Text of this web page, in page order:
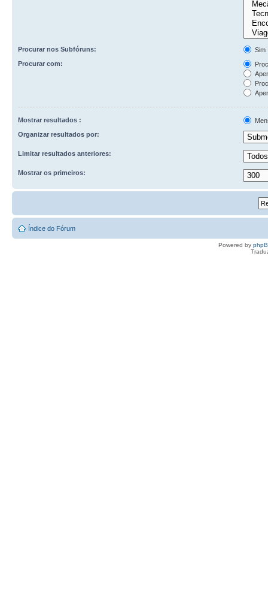
Procurar nos Subfóruns:
Sim
Procurar com:
Mostrar resultados :
Organizar resultados por:
Limitar resultados anteriores:
Mostrar os primeiros:
Índice do Fórum
Powered by